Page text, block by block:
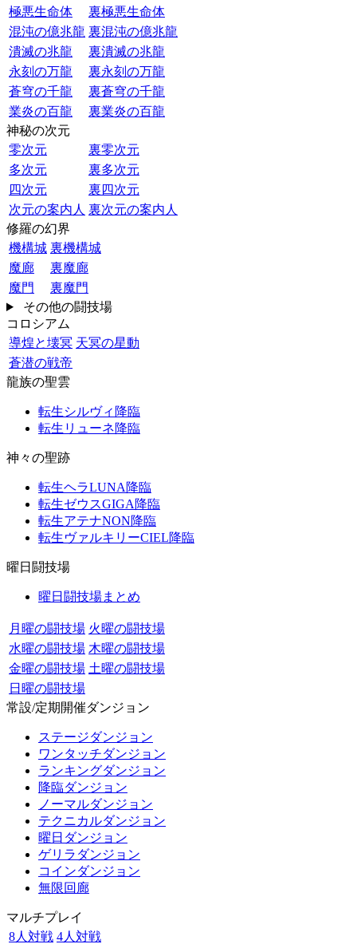
極悪生命体
裏極悪生命体
混沌の億兆龍 裏混沌の億兆龍
潰滅の兆龍
裏潰滅の兆龍
永刻の万龍
裏永刻の万龍
蒼穹の千龍
裏蒼穹の千龍
業炎の百龍
裏業炎の百龍
神秘の次元
零次元
裏零次元
多次元
裏多次元
四次元
裏四次元
次元の案内人 裏次元の案内人
修羅の幻界
機構城 裏機構城
魔廊
裏魔廊
魔門
裏魔門
その他の闘技場
コロシアム
導煌と壊冥 天冥の星動
蒼潜の戦帝
龍族の聖雲
転生シルヴィ降臨
転生リューネ降臨
神々の聖跡
転生ヘラLUNA降臨
転生ゼウスGIGA降臨
転生アテナNON降臨
転生ヴァルキリーCIEL降臨
曜日闘技場
曜日闘技場まとめ
月曜の闘技場 火曜の闘技場
水曜の闘技場 木曜の闘技場
金曜の闘技場 土曜の闘技場
日曜の闘技場
常設/定期開催ダンジョン
ステージダンジョン
ワンタッチダンジョン
ランキングダンジョン
降臨ダンジョン
ノーマルダンジョン
テクニカルダンジョン
曜日ダンジョン
ゲリラダンジョン
コインダンジョン
無限回廊
マルチプレイ
8人対戦 4人対戦